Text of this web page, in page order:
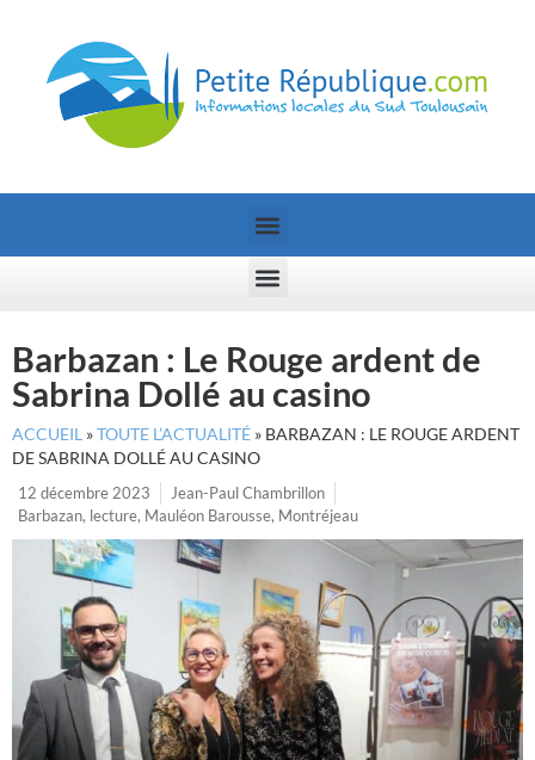
Barbazan : Le Rouge ardent de
Sabrina Dollé au casino
ACCUEIL »TOUTE L’ACTUALITÉ » BARBAZAN : LE ROUGE ARDENT
DE SABRINA DOLLÉ AU CASINO
12 décembre 2023
Jean-Paul Chambrillon
Barbazan, lecture, Mauléon Barousse, Montréjeau